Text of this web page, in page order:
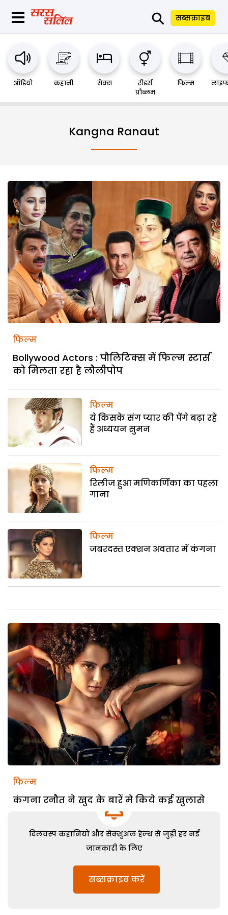
⚲ सब्सक्राइब
ऑडियो कहानी सेक्स
रीडर्स
प्रौब्लम
फिल्म
Kangna Ranaut
फिल्म
Bollywood Actors : पौलिटिक्स में फिल्म स्टार्स
को मिलता रहा है लौलीपोप
फिल्म
ये किसके संग प्यार की पेंगे बढ़ा रहे
हैं अध्ययन सुमन
फिल्म
रिलीज हुआ मणिकर्णिका का पहला
गाना
फिल्म
जबरदस्त एक्शन अवतार में कंगना
फिल्म
कंगना रनौत ने खुद के बारें मे किये कई खुलासे
दिलचस्प कहानियों और सेक्शुअल हेल्थ से जुड़ी हर नई
जानकारी के लिए
सब्सक्राइब करें